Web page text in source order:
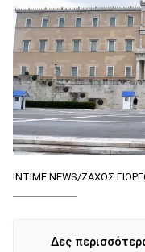
INTIME NEWS/ΖΑΧΟΣ
Δες